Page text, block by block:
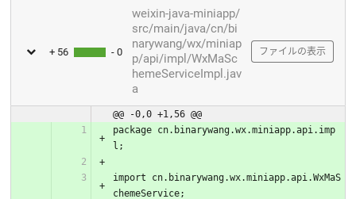
+ 56 - 0
weixin-java-miniapp/
src/main/java/cn/bi
narywang/wx/miniap
p/api/impl/WxMaSc
hemeServiceImpl.jav
a
ファイルの表示
@@ -0,0 +1,56 @@
package cn.binarywang.wx.miniapp.api.imp
l;
import cn.binarywang.wx.miniapp.api.WxMaS
chemeService;